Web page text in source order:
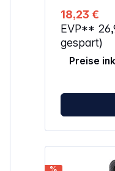
zusätzlich
Hülle
unterstützt
und Qi2-
ermöglichen
und
Mounts im
eine sichere
18,23 €
EVP**
gespart)
Preise
%